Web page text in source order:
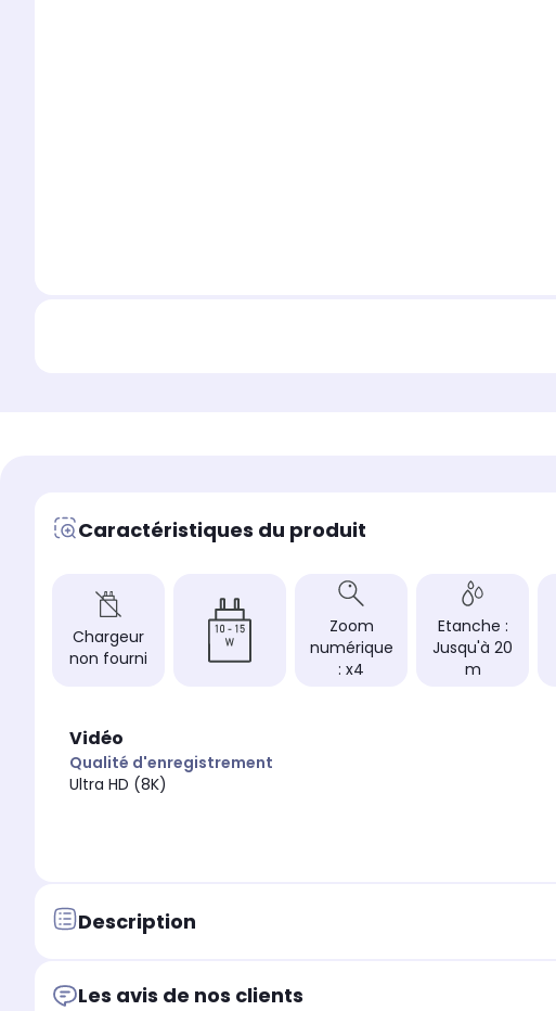
Caractéristiques du produit
Chargeur
non fourni
Zoom
numérique
: x4
Etanche :
Jusqu'à 20
m
Vidéo
Qualité d'enregistrement
Ultra HD (8K)
Description
Les avis de nos clients